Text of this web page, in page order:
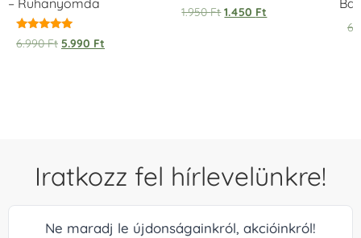
Értékelés:
5.00
6.990Ft 5.990 Ft
1.950Ft 1.450 Ft
Iratkozz fel hírlevelünkre!
Ne maradj le újdonságainkról, akcióinkról!